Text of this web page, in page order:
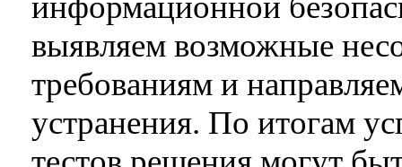
выявляем возможные
требованиям и
устранения. По итогам